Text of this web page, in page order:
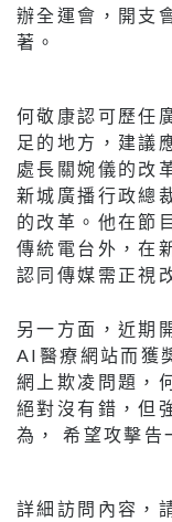
辦全運會，開支
著。
何敬康認可歷任
足的地方，建議
處長關婉儀的改
新城廣播行政總
的改革。他在節
傳統電台外，在
認同傳媒需正視
另一方面，近期
AI醫療網站而獲
網上欺凌問題，
絕對沒有錯，但
為， 希望攻擊告
詳細訪問內容，